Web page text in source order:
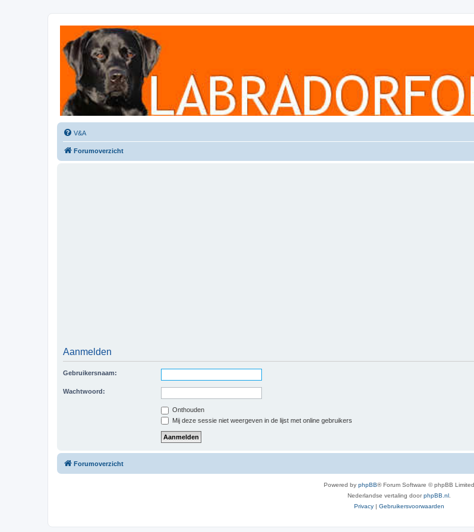
Labradorforum
Het gezelligste Labradorforum van Nederland en België!
V&A
Forumoverzicht
Aanmelden
Gebruikersnaam:
Wachtwoord:
Onthouden
Mij deze sessie niet weergeven in de lijst met online gebruikers
Forumoverzicht
Powered by phpBB® Forum Software © phpBB Limited
Nederlandse vertaling doorphpBB.nl .
Privacy
Gebruikersvoorwaarden